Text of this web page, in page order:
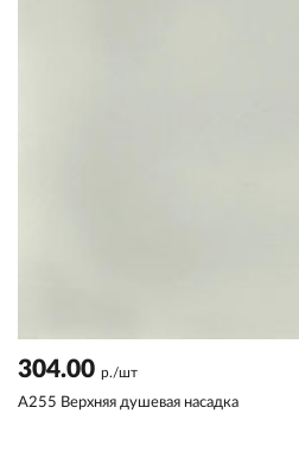
304.00 р./шт
A255 Верхняя душевая насадка